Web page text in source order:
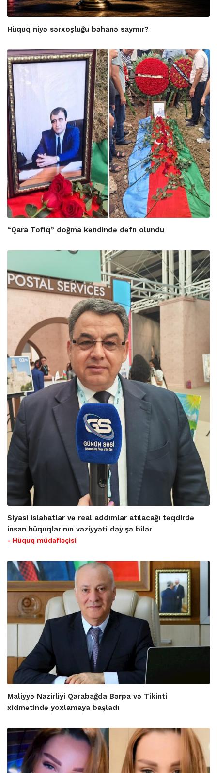
Hüquq niyə sərxoşluğu bəhanə saymır?
“Qara Tofiq” doğma kəndində dəfn olundu
Siyasi islahatlar və real addımlar atılacağı təqdirdə
insan hüquqlarının vəziyyəti dəyişə bilər
- Hüquq müdafiəçisi
Maliyyə Nazirliyi Qarabağda Bərpa və Tikinti
xidmətində yoxlamaya başladı